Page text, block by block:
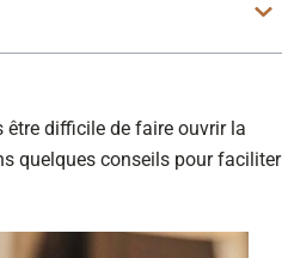
être difficile de faire ouvrir la
quelques conseils pour faciliter